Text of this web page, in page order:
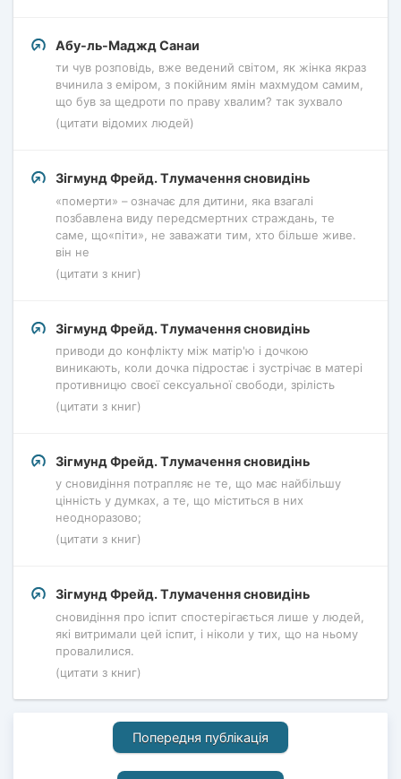
Абу-ль-Маджд Санаи
ти чув розповідь, вже ведений світом, як жінка якраз
вчинила з еміром, з покійним ямін махмудом самим,
що був за щедроти по праву хвалим? так зухвало
(цитати відомих людей)
Зігмунд Фрейд. Тлумачення сновидінь
«померти» – означає для дитини, яка взагалі
позбавлена ​​виду передсмертних страждань, те
саме, що«піти», не заважати тим, хто більше живе.
він не
(цитати з книг)
Зігмунд Фрейд. Тлумачення сновидінь
приводи до конфлікту між матір'ю і дочкою
виникають, коли дочка підростає і зустрічає в матері
противницю своєї сексуальної свободи, зрілість
(цитати з книг)
Зігмунд Фрейд. Тлумачення сновидінь
у сновидіння потрапляє не те, що має найбільшу
цінність у думках, а те, що міститься в них
неодноразово;
(цитати з книг)
Зігмунд Фрейд. Тлумачення сновидінь
сновидіння про іспит спостерігається лише у людей,
які витримали цей іспит, і ніколи у тих, що на ньому
провалилися.
(цитати з книг)
Попередня публікація